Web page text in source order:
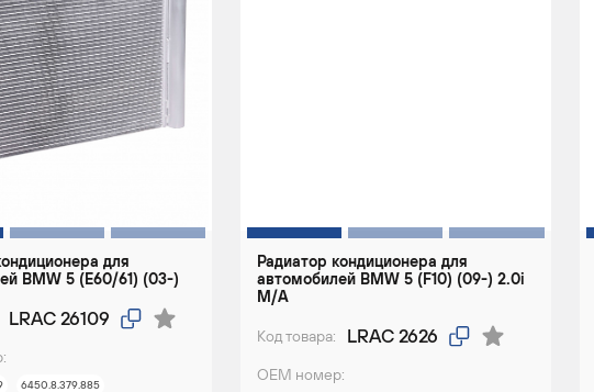
для
BMW 5 (E60/61) (03-)
LRAC 26109
6450.8.379.885
Радиатор кондиционера для
автомобилей BMW 5 (F10) (09-) 2.0i
M/A
Код товара: LRAC 2626
ОЕМ номер: